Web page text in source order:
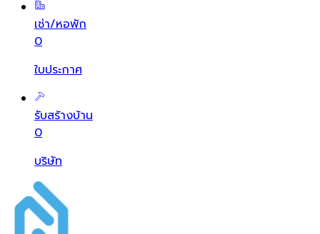
เช่า/หอพัก
0
ใบประกาศ
รับสร้างบ้าน
0
บริษัท